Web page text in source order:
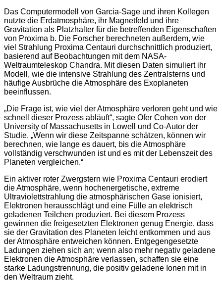
Das Computermodell von Garcia-Sage und ihren Kollegen
nutzte die Erdatmosphäre, ihr Magnetfeld und ihre
Gravitation als Platzhalter für die betreffenden Eigenschaften
von Proxima b. Die Forscher berechneten außerdem, wie
viel Strahlung Proxima Centauri durchschnittlich produziert,
basierend auf Beobachtungen mit dem NASA-
Weltraumteleskop Chandra. Mit diesen Daten simuliert ihr
Modell, wie die intensive Strahlung des Zentralsterns und
häufige Ausbrüche die Atmosphäre des Exoplaneten
beeinflussen.
„Die Frage ist, wie viel der Atmosphäre verloren geht und wie
schnell dieser Prozess abläuft“, sagte Ofer Cohen von der
University of Massachusetts in Lowell und Co-Autor der
Studie. „Wenn wir diese Zeitspanne schätzen, können wir
berechnen, wie lange es dauert, bis die Atmosphäre
vollständig verschwunden ist und es mit der Lebenszeit des
Planeten vergleichen.“
Ein aktiver roter Zwergstern wie Proxima Centauri erodiert
die Atmosphäre, wenn hochenergetische, extreme
Ultraviolettstrahlung die atmosphärischen Gase ionisiert,
Elektronen herausschlägt und eine Fülle an elektrisch
geladenen Teilchen produziert. Bei diesem Prozess
gewinnen die freigesetzten Elektronen genug Energie, dass
sie der Gravitation des Planeten leicht entkommen und aus
der Atmosphäre entweichen können. Entgegengesetzte
Ladungen ziehen sich an; wenn also mehr negativ geladene
Elektronen die Atmosphäre verlassen, schaffen sie eine
starke Ladungstrennung, die positiv geladene Ionen mit in
den Weltraum zieht.